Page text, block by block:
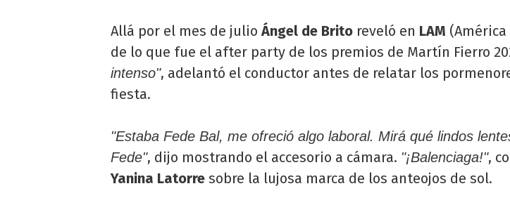
Allá por el mes de julio Ángel de Brito reveló en LAM
de lo que fue el after party de los premios de Martín Fierro
intenso", adelantó el conductor antes de relatar los
fiesta.
"Estaba Fede Bal, me ofreció algo laboral. Mirá qué lindos
Fede", dijo mostrando el accesorio a cámara. "¡Balenciaga!",
Yanina Latorre sobre la lujosa marca de los anteojos de sol.